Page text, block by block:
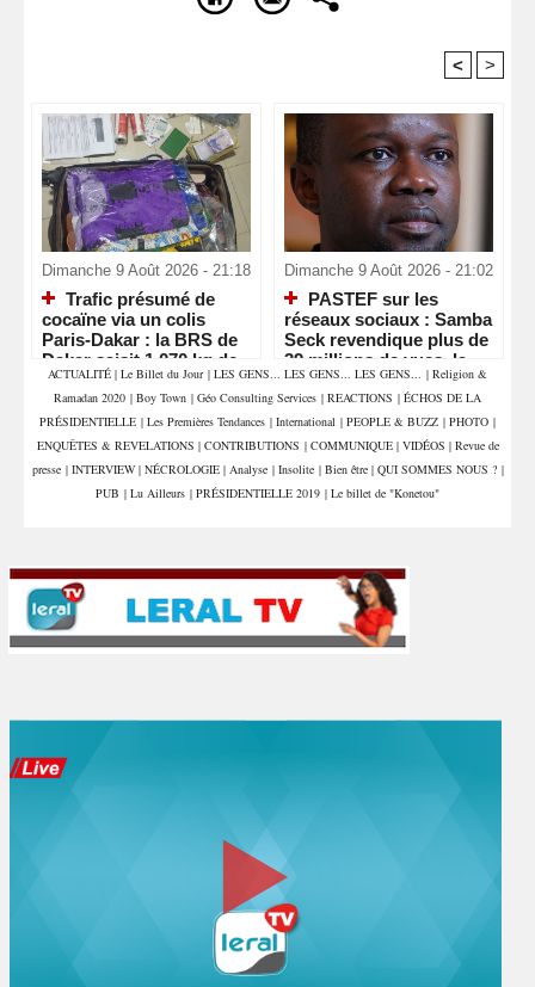
< >
Dimanche 9 Août 2026 - 21:18
Trafic présumé de
cocaïne via un colis
Paris-Dakar : la BRS de
Dakar saisit 1,070 kg de
drogue et interpelle deux
commerçants
Dimanche 9 Août 2026 - 21:02
PASTEF sur les
réseaux sociaux : Samba
Seck revendique plus de
39 millions de vues, la «
machine » numérique de
Sonko en pleine
accélération
ACTUALITÉ | Le Billet du Jour | LES GENS... LES GENS... LES GENS... | Religion &
Ramadan 2020 | Boy Town | Géo Consulting Services | REACTIONS | ÉCHOS DE LA
PRÉSIDENTIELLE | Les Premières Tendances | International | PEOPLE & BUZZ | PHOTO |
ENQUÊTES & REVELATIONS | CONTRIBUTIONS | COMMUNIQUE | VIDÉOS | Revue de
presse | INTERVIEW | NÉCROLOGIE | Analyse | Insolite | Bien être | QUI SOMMES NOUS ? |
PUB | Lu Ailleurs | PRÉSIDENTIELLE 2019 | Le billet de "Konetou"